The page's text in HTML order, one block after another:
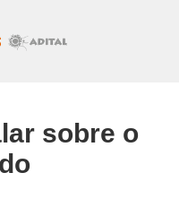
sobre o